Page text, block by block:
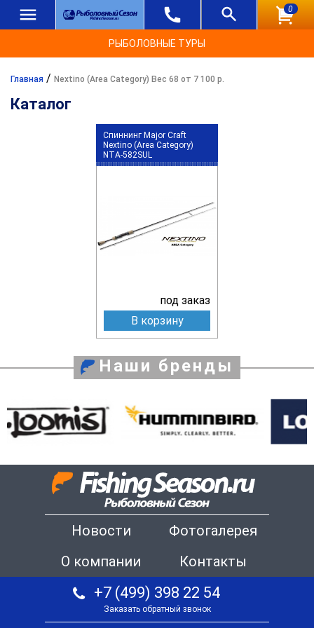
0
РЫБОЛОВНЫЕ ТУРЫ
Главная / Nextino (Area Category) Вес 68 от 7 100 р.
Каталог
Спиннинг Major Craft
Nextino (Area Category)
NTA-582SUL
под заказ
В корзину
Наши бренды
Новости
Фотогалерея
О компании
Контакты
+7 (499) 398 22 54
Заказать обратный звонок